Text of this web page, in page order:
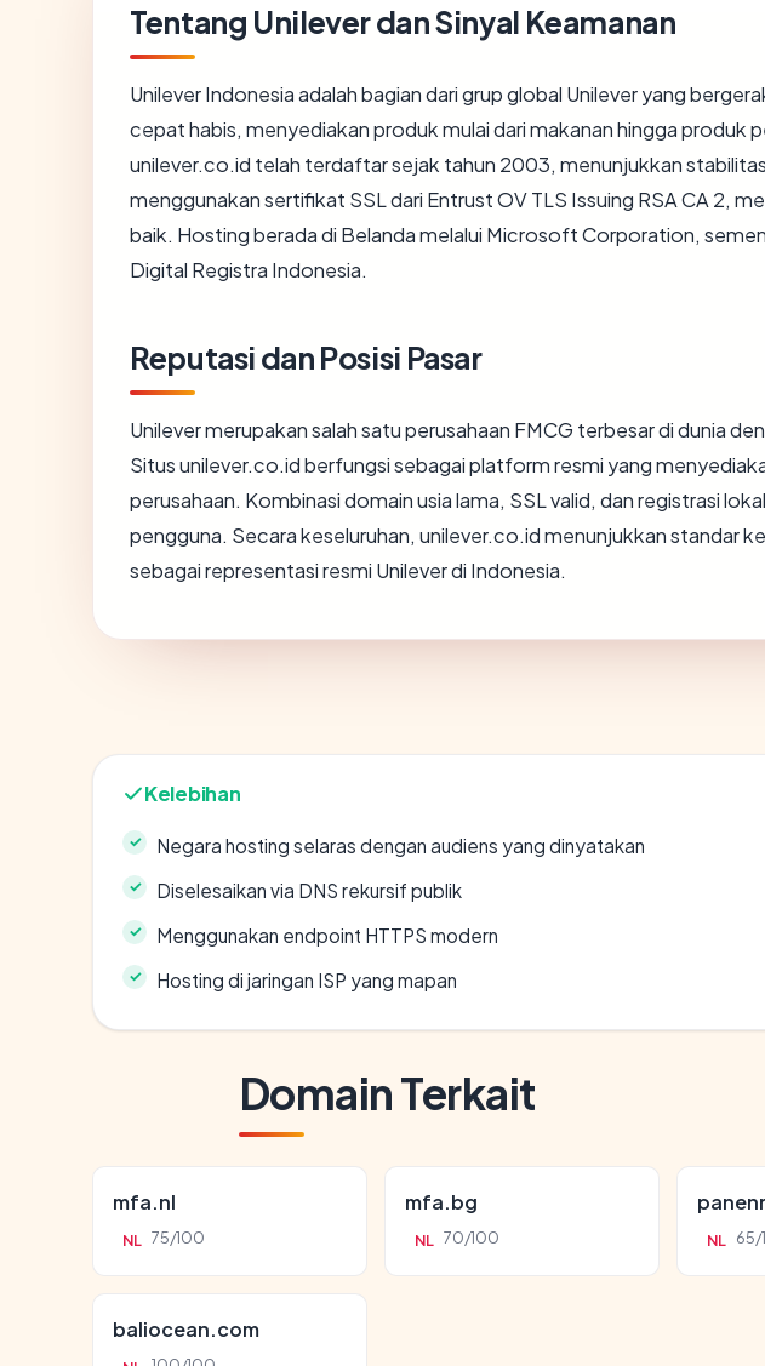
Tentang Unilever dan Sinyal Keamanan
Unilever Indonesia adalah bagian dari grup global Unilever yang
cepat habis, menyediakan produk mulai dari makanan hingga produk
unilever.co.id telah terdaftar sejak tahun 2003, menunjukkan
menggunakan sertifikat SSL dari Entrust OV TLS Issuing RSA CA 2,
baik. Hosting berada di Belanda melalui Microsoft Corporation,
Digital Registra Indonesia.
Reputasi dan Posisi Pasar
Unilever merupakan salah satu perusahaan FMCG terbesar di dunia
Situs unilever.co.id berfungsi sebagai platform resmi yang
perusahaan. Kombinasi domain usia lama, SSL valid, dan registrasi
pengguna. Secara keseluruhan, unilever.co.id menunjukkan standar
sebagai representasi resmi Unilever di Indonesia.
Kelebihan
Negara hosting selaras dengan audiens yang dinyatakan
Diselesaikan via DNS rekursif publik
Menggunakan endpoint HTTPS modern
Hosting di jaringan ISP yang mapan
Domain Terkait
mfa.nl
NL 75/100
mfa.bg
NL 70/100 NL 65/
baliocean.com